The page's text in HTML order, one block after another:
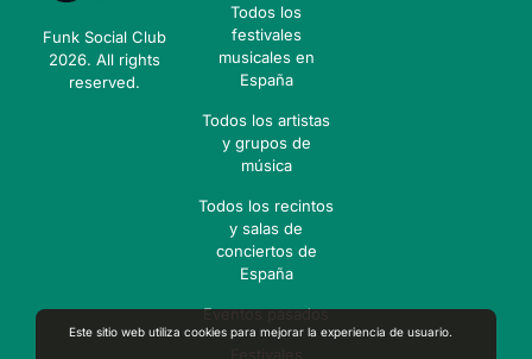
Este sitio web utiliza cookies para mejorar la experiencia de usuario.
Funk Social Club
2026. All rights
reserved.
Todos los
festivales
musicales en
España
Todos los artistas
y grupos de
música
Todos los recintos
y salas de
conciertos de
España
Eventos pasados